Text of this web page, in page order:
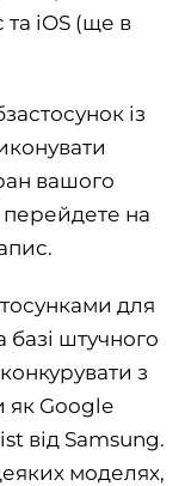
iOS (ще в
із
вашого
перейдете на
для
базі штучного
з
як Google
від Samsung.
моделях,